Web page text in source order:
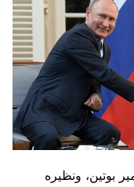
بوتين، ونظيره